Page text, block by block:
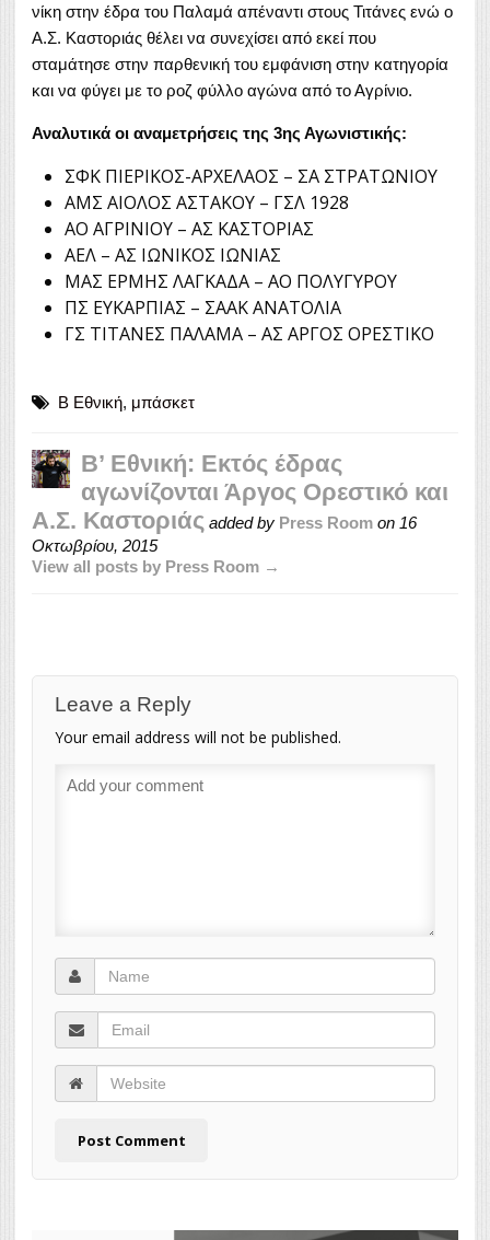
νίκη στην έδρα του Παλαμά απέναντι στους Τιτάνες ενώ ο
Α.Σ. Καστοριάς θέλει να συνεχίσει από εκεί που
σταμάτησε στην παρθενική του εμφάνιση στην κατηγορία
και να φύγει με το ροζ φύλλο αγώνα από το Αγρίνιο.
Αναλυτικά οι αναμετρήσεις της 3ης Αγωνιστικής:
ΣΦΚ ΠΙΕΡΙΚΟΣ-ΑΡΧΕΛΑΟΣ – ΣΑ ΣΤΡΑΤΩΝΙΟΥ
ΑΜΣ ΑΙΟΛΟΣ ΑΣΤΑΚΟΥ – ΓΣΛ 1928
ΑΟ ΑΓΡΙΝΙΟΥ – ΑΣ ΚΑΣΤΟΡΙΑΣ
ΑΕΛ – ΑΣ ΙΩΝΙΚΟΣ ΙΩΝΙΑΣ
ΜΑΣ ΕΡΜΗΣ ΛΑΓΚΑΔΑ – ΑΟ ΠΟΛΥΓΥΡΟΥ
ΠΣ ΕΥΚΑΡΠΙΑΣ – ΣΑΑΚ ΑΝΑΤΟΛΙΑ
ΓΣ ΤΙΤΑΝΕΣ ΠΑΛΑΜΑ – ΑΣ ΑΡΓΟΣ ΟΡΕΣΤΙΚΟ
Β Εθνική, μπάσκετ
Β’ Εθνική: Εκτός έδρας
αγωνίζονται Άργος Ορεστικό και
Α.Σ. Καστοριάς added by Press Room on 16
Οκτωβρίου, 2015
View all posts by Press Room →
Leave a Reply
Your email address will not be published.